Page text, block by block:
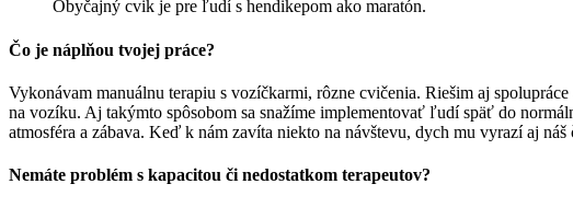
Obyčajný cvik je pre ľudí s hendikepom ako maratón.
Čo je náplňou tvojej práce?
Vykonávam manuálnu terapiu s vozíčkarmi, rôzne cvičenia. Riešim aj
na vozíku. Aj takýmto spôsobom sa snažíme implementovať ľudí späť do
atmosféra a zábava. Keď k nám zavíta niekto na návštevu, dych mu vyrazí aj náš
Nemáte problém s kapacitou či nedostatkom terapeutov?